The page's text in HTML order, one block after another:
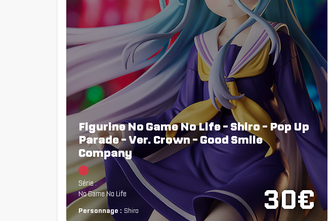
30€
Figurine No Game No Life - Shiro - Pop Up
Parade - Ver. Crown - Good Smile
Company
Chargement...
Série :
No Game No Life
Personnage : Shiro